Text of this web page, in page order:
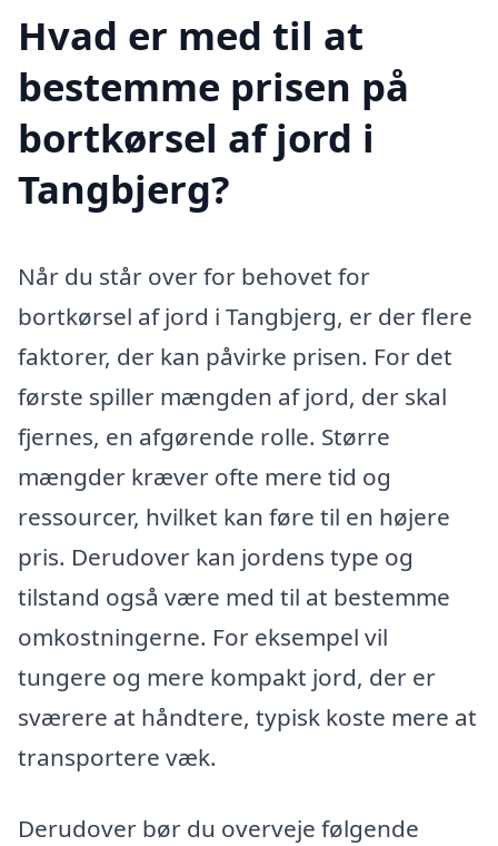
Hvad er med til at
bestemme prisen på
bortkørsel af jord i
Tangbjerg?
Når du står over for behovet for
bortkørsel af jord i Tangbjerg, er der flere
faktorer, der kan påvirke prisen. For det
første spiller mængden af jord, der skal
fjernes, en afgørende rolle. Større
mængder kræver ofte mere tid og
ressourcer, hvilket kan føre til en højere
pris. Derudover kan jordens type og
tilstand også være med til at bestemme
omkostningerne. For eksempel vil
tungere og mere kompakt jord, der er
sværere at håndtere, typisk koste mere at
transportere væk.
Derudover bør du overveje følgende